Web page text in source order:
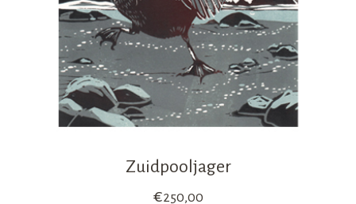
Zuidpooljager
€250,00